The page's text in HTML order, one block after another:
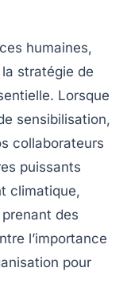
humaines,
stratégie de
. Lorsque
sensibilisation,
collaborateurs
puissants
climatique,
des
l’importance
pour